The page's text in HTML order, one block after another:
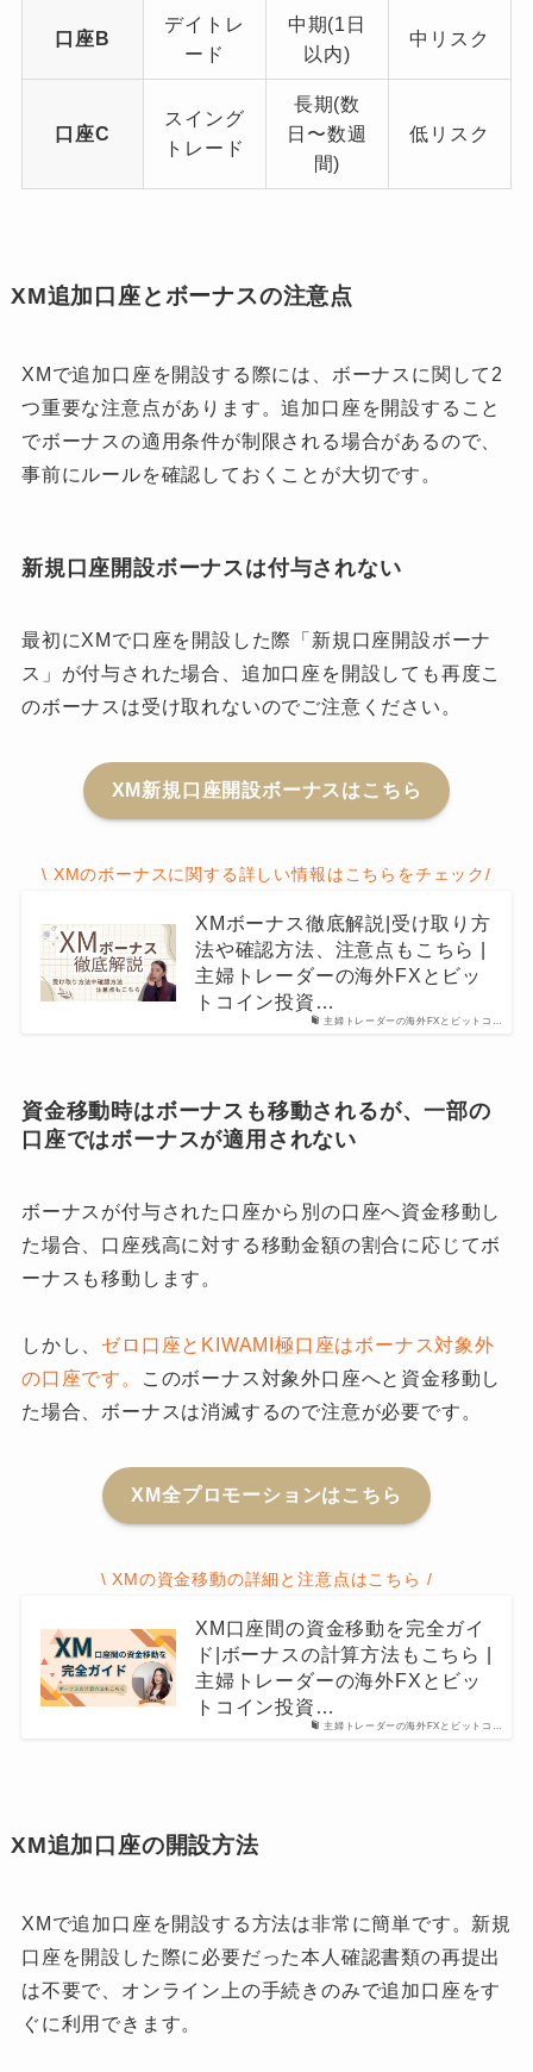
口座B
デイトレ
ード
中期(1日
以内)
中リスク
口座C
スイング
トレード
長期(数
日〜数週
間)
低リスク
XM追加口座とボーナスの注意点
XMで追加口座を開設する際には、ボーナスに関して2
つ重要な注意点があります。追加口座を開設すること
でボーナスの適用条件が制限される場合があるので、
事前にルールを確認しておくことが大切です。
新規口座開設ボーナスは付与されない
最初にXMで口座を開設した際「新規口座開設ボーナ
ス」が付与された場合、追加口座を開設しても再度こ
のボーナスは受け取れないのでご注意ください。
XM新規口座開設ボーナスはこちら
\ XMのボーナスに関する詳しい情報はこちらをチェック/
主婦トレーダーの海外FXとビットコ…
XMボーナス徹底解説|受け取り方
法や確認方法、注意点もこちら |
主婦トレーダーの海外FXとビッ
トコイン投資…
資金移動時はボーナスも移動されるが、一部の
口座ではボーナスが適用されない
ボーナスが付与された口座から別の口座へ資金移動し
た場合、口座残高に対する移動金額の割合に応じてボ
ーナスも移動します。
しかし、 ゼロ口座とKIWAMI極口座はボーナス対象外
の口座です。
このボーナス対象外口座へと資金移動し
た場合、ボーナスは消滅するので注意が必要です。
XM全プロモーションはこちら
\ XMの資金移動の詳細と注意点はこちら /
主婦トレーダーの海外FXとビットコ…
XM口座間の資金移動を完全ガイ
ド|ボーナスの計算方法もこちら |
主婦トレーダーの海外FXとビッ
トコイン投資…
XM追加口座の開設方法
XMで追加口座を開設する方法は非常に簡単です。新規
口座を開設した際に必要だった本人確認書類の再提出
は不要で、オンライン上の手続きのみで追加口座をす
ぐに利用できます。